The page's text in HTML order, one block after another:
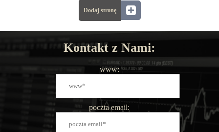
Dodaj stronę
Kontakt z Nami:
www:
poczta email: